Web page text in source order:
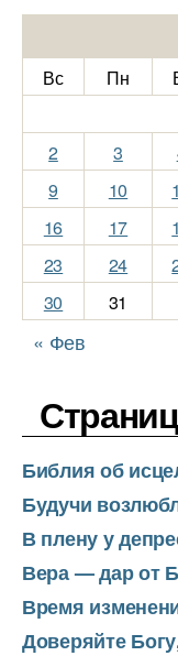
Вс
Пн
2
3
9
10
16
17
23
24
30
31
« Фев
Библия об
Будучи
В плену у
Вера — дар от
Время
Доверяйте